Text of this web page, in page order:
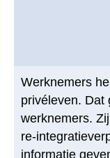
Werknemers
privéleven. Dat
werknemers.
re-
informatie